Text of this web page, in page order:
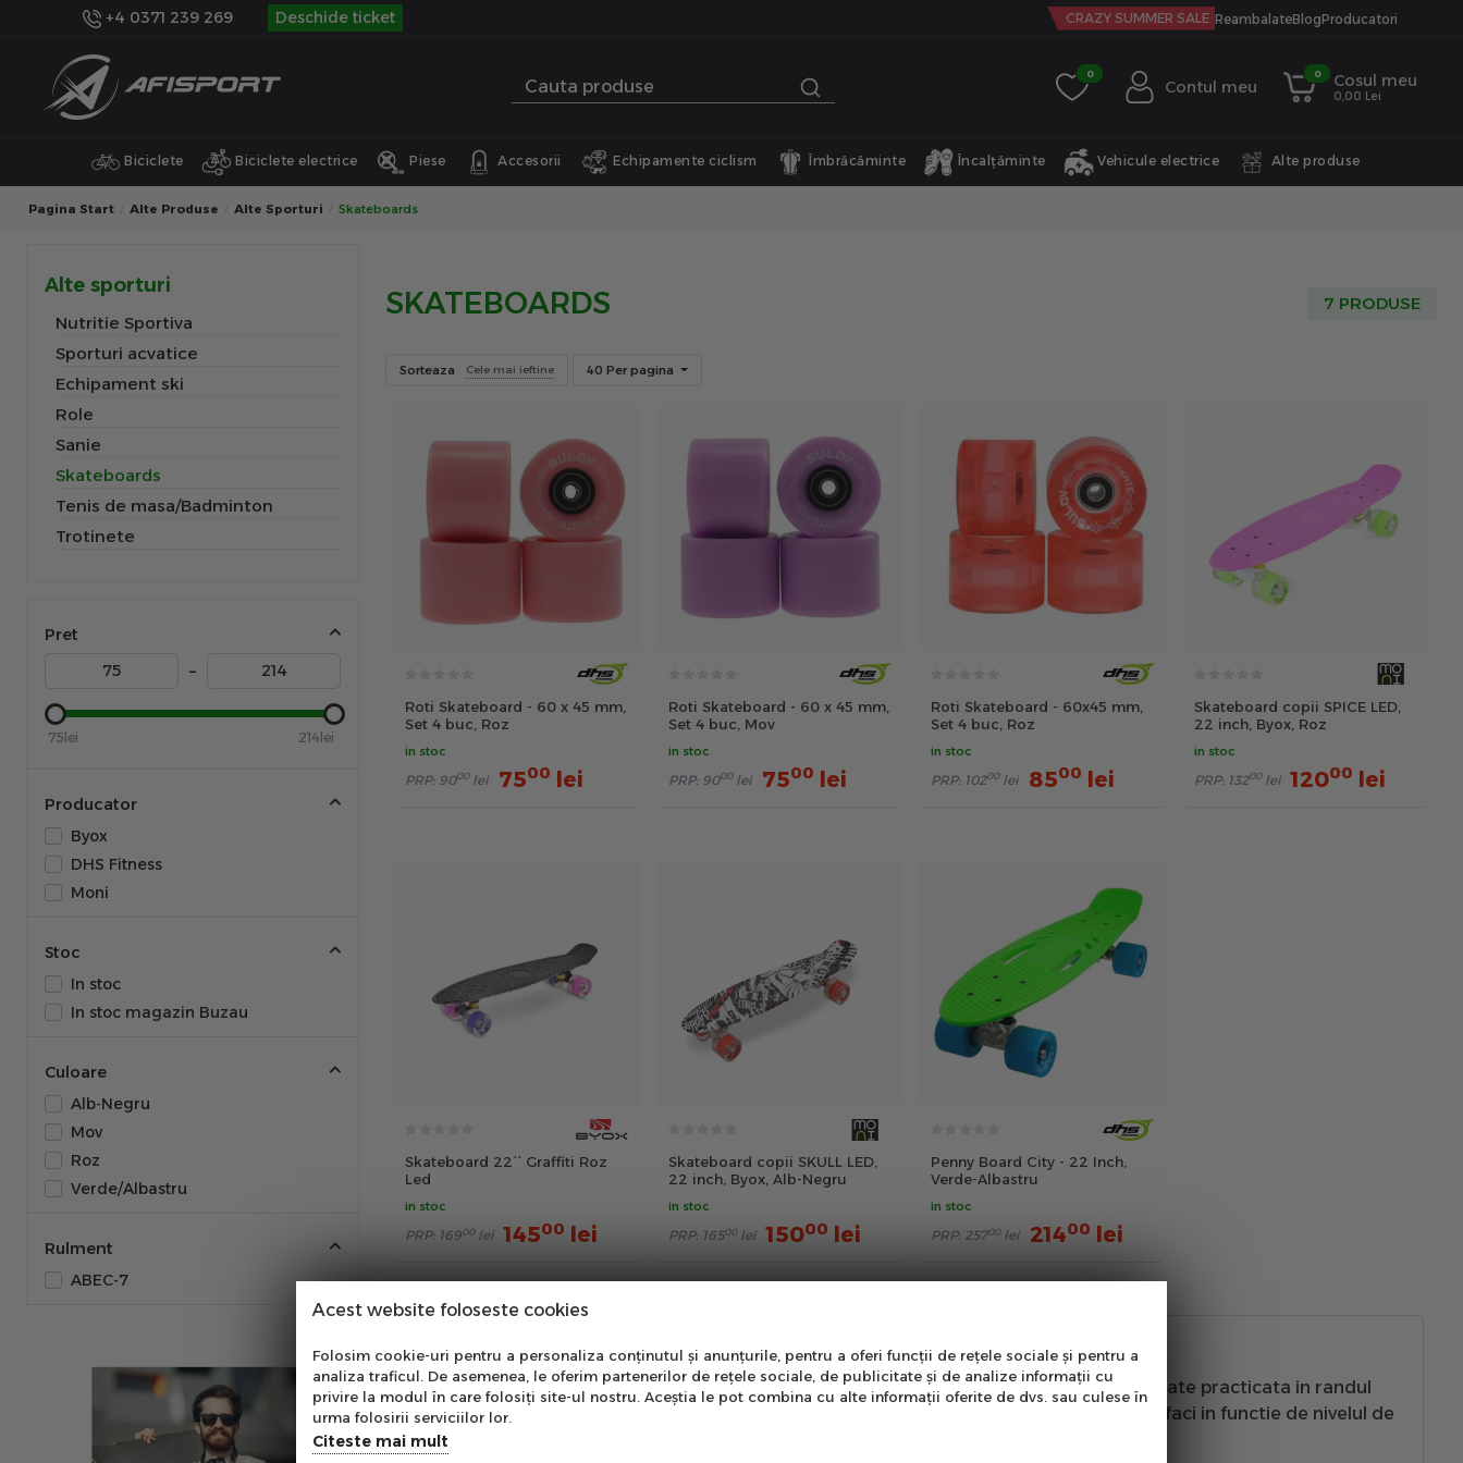
+4 0371 239 269 Deschide ticket CRAZY SUMMER SALE ReambalateBlogProducatori
0
Contul meu
0 Cosul meu
0,00 Lei
Biciclete Biciclete electrice Piese Accesorii Echipamente ciclism Îmbrăcăminte Încalțăminte Vehicule electrice Alte produse
Pagina Start Alte Produse Alte Sporturi Skateboards
Alte sporturi
Nutritie Sportiva
Sporturi acvatice
Echipament ski
Role
Sanie
Skateboards
Tenis de masa/Badminton
Trotinete
Pret
–
75lei 214lei
Producator
Byox
DHS Fitness
Moni
Stoc
In stoc
In stoc magazin Buzau
Culoare
Alb-Negru
Mov
Roz
Verde/Albastru
Rulment
ABEC-7
SKATEBOARDS 7 PRODUSE
Sorteaza Cele mai ieftine 40 Per pagina
Roti Skateboard - 60 x 45 mm,
Set 4 buc, Roz
in stoc
PRP: 9000 lei 7500 lei
Roti Skateboard - 60 x 45 mm,
Set 4 buc, Mov
in stoc
PRP: 9000 lei 7500 lei
Roti Skateboard - 60x45 mm,
Set 4 buc, Roz
in stoc
PRP: 10200 lei 8500 lei
Skateboard copii SPICE LED,
22 inch, Byox, Roz
in stoc
PRP: 13200 lei 12000 lei
Skateboard 22`` Graffiti Roz
Led
in stoc
PRP: 16900 lei 14500 lei
Skateboard copii SKULL LED,
22 inch, Byox, Alb-Negru
in stoc
PRP: 16500 lei 15000 lei
Penny Board City - 22 Inch,
Verde-Albastru
in stoc
PRP: 25700 lei 21400 lei
Skateboards
Datul cu skateboard a luat amploare destul de mare si la noi in tara, si a devenit o activitate practicata in randul
copiilor si a adolescentilor. Cand alegi sa iti cumperi un skateboard, este important sa o faci in functie de nivelul de
pregatire, tinand cont daca esti incepatori, intermediar sau avansat.
Acest website foloseste cookies
Folosim cookie-uri pentru a personaliza conținutul și anunțurile, pentru a oferi funcții de rețele sociale și pentru a
analiza traficul. De asemenea, le oferim partenerilor de rețele sociale, de publicitate și de analize informații cu
privire la modul în care folosiți site-ul nostru. Aceștia le pot combina cu alte informații oferite de dvs. sau culese în
urma folosirii serviciilor lor.
Citeste mai mult
Abonare Newsletter
Abonează-te la newsletter
pentru a primi cele mai noi